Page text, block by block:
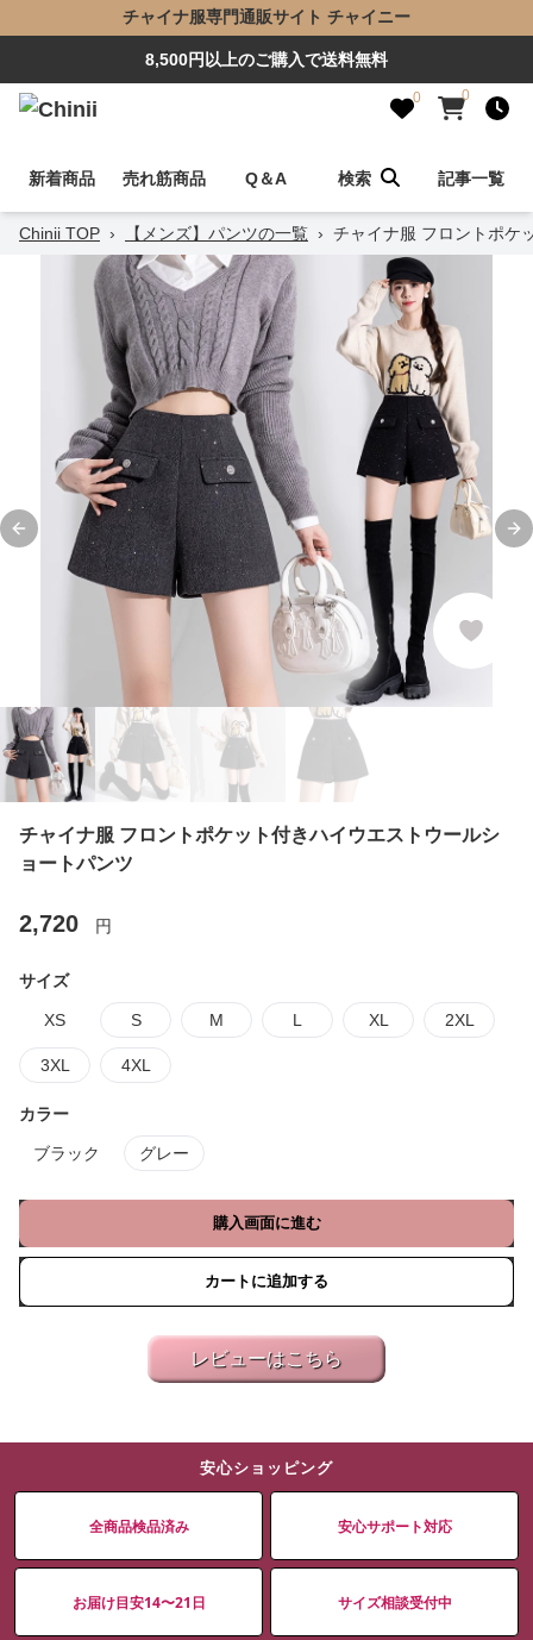
チャイナ服専門通販サイト チャイニー
8,500円以上のご購入で送料無料
0 0
新着商品 売れ筋商品 Q＆A 検索 記事一覧
Chinii TOP › 【メンズ】パンツの一覧 › チャイナ服 フロントポケ
Previous slide
チャイナ服 フロントポケット付きハイウエストウールシ
ョートパンツ
2,720 円
サイズ
XS S M L XL 2XL
3XL 4XL
カラー
ブラック グレー
購入画面に進む
カートに追加する
レビューはこちら
安心ショッピング
全商品検品済み 安心サポート対応
お届け目安14〜21日 サイズ相談受付中